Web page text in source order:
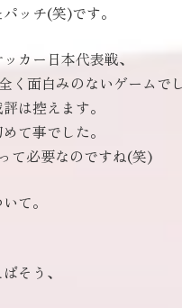
ッチ(笑)です。
カー日本代表戦、
く面白みのないゲームで
は控えます。
て事でした。
て必要なのですね(笑)
て。
そう、